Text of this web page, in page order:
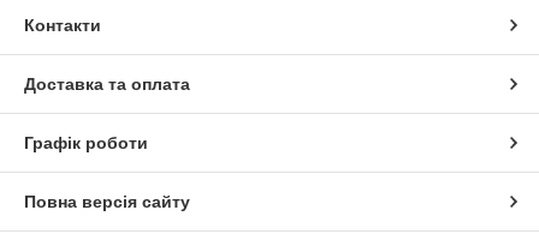
Контакти
Доставка та оплата
Графік роботи
Повна версія сайту